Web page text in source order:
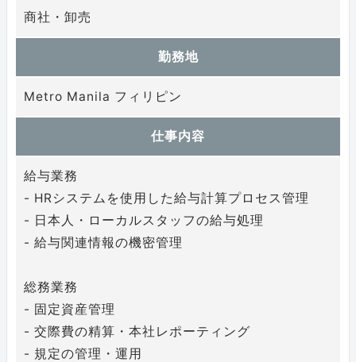
職種で探す
この条件で探す
商社・卸売
勤務地
Metro Manila フィリピン
仕事内容
給与業務
- HRシステムを使用した給与計算プロセス管理
- 日本人・ローカルスタッフの給与処理
- 給与関連情報の機密管理
総務業務
- 固定資産管理
- 交際費の精算・本社レポーティング
- 規定の管理・運用